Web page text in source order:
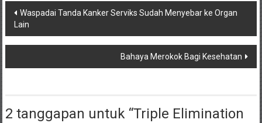
Navigasi
pos
Waspadai Tanda Kanker Serviks Sudah Menyebar ke Organ
Lain
Bahaya Merokok Bagi Kesehatan
2 tanggapan untuk “Triple Elimination